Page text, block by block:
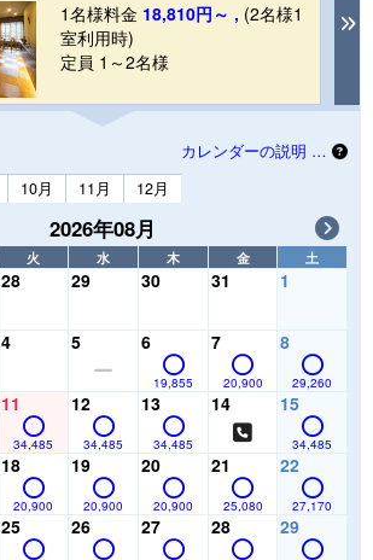
1名様料金 18,810円～ , (2名様1
室利用時)
定員 1～2名様
カレンダーの説明 …
10月 11月 12月
2026年08月
火 水 木 金 土
28 29 30 31 1
4 5 6
19,855
7
20,900
8
29,260
11
34,485
12
34,485
13
34,485
14 15
34,485
18
20,900
19
20,900
20
20,900
21
25,080
22
27,170
25 26 27 28 29